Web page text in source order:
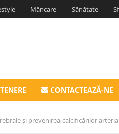
Mâncare Sănătate
CONTACTEAZĂ-NE
și prevenirea calcificărilor